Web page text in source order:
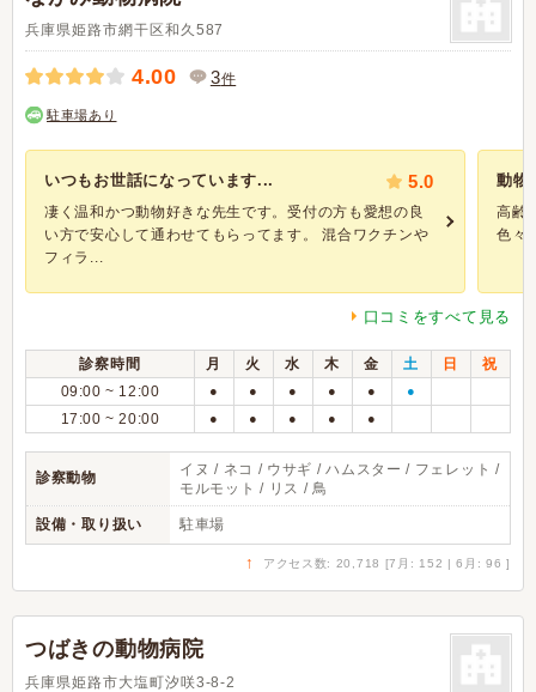
兵庫県姫路市網干区和久587
4.00 3件
駐車場あり
いつもお世話になっています... 5.0
凄く温和かつ動物好きな先生です。受付の方も愛想の良
い方で安心して通わせてもらってます。 混合ワクチンや
フィラ...
動物
高齢
色々
口コミをすべて見る
診察時間 月 火 水 木 金 土 日
祝
09:00 ~ 12:00
● ● ● ● ● ●
17:00 ~ 20:00 ● ● ● ● ●
診察動物
イヌ / ネコ / ウサギ / ハムスター / フェレット /
モルモット / リス / 鳥
設備・取り扱い 駐車場
↑ アクセス数: 20,718 [7月: 152 | 6月: 96 ]
つばきの動物病院
兵庫県姫路市大塩町汐咲3-8-2